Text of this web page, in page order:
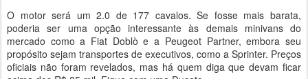
O motor será um 2.0 de 177 cavalos. Se fosse mais barata,
poderia ser uma opção interessante às demais minivans do
mercado como a Fiat Doblò e a Peugeot Partner, embora seu
propósito sejam transportes de executivos, como a Sprinter. Preços
oficiais não foram revelados, mas há quem diga que devam ficar